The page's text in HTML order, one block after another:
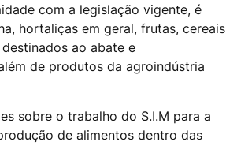
com a legislação vigente, é
hortaliças em geral, frutas, cereais
ao abate e
de produtos da agroindústria
sobre o trabalho do S.I.M para a
de alimentos dentro das